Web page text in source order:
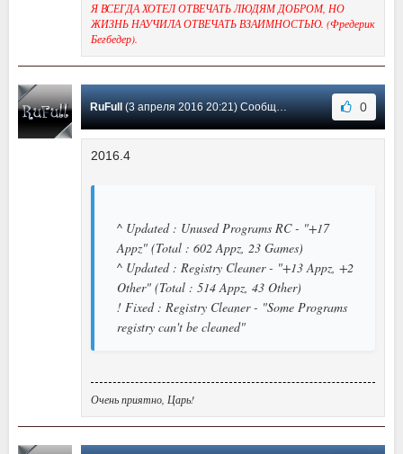
Я ВСЕГДА ХОТЕЛ ОТВЕЧАТЬ ЛЮДЯМ ДОБРОМ, НО
ЖИЗНЬ НАУЧИЛА ОТВЕЧАТЬ ВЗАИМНОСТЬЮ. (Фредерик
Бегбедер).
RuFull(3 апреля 2016 20:21) Сообщение #21 0
2016.4
^ Updated : Unused Programs RC - "+17
Appz" (Total : 602 Appz, 23 Games)
^ Updated : Registry Cleaner - "+13 Appz, +2
Other" (Total : 514 Appz, 43 Other)
! Fixed : Registry Cleaner - "Some Programs
registry can't be cleaned"
Очень приятно, Царь!